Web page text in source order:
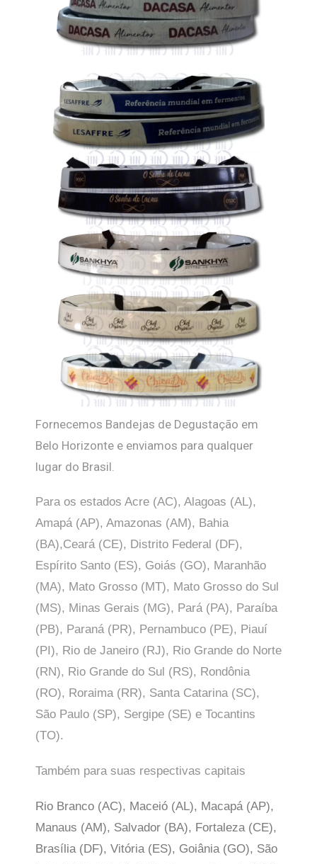
Fornecemos Bandejas de Degustação em
Belo Horizonte e enviamos para qualquer
lugar do Brasil.
Para os estados Acre (AC), Alagoas (AL),
Amapá (AP), Amazonas (AM), Bahia
(BA),Ceará (CE), Distrito Federal (DF),
Espírito Santo (ES), Goiás (GO), Maranhão
(MA), Mato Grosso (MT), Mato Grosso do Sul
(MS), Minas Gerais (MG), Pará (PA), Paraíba
(PB), Paraná (PR), Pernambuco (PE), Piauí
(PI), Rio de Janeiro (RJ), Rio Grande do Norte
(RN), Rio Grande do Sul (RS), Rondônia
(RO), Roraima (RR), Santa Catarina (SC),
São Paulo (SP), Sergipe (SE) e Tocantins
(TO).
Também para suas respectivas capitais
Rio Branco (AC), Maceió (AL), Macapá (AP),
Manaus (AM), Salvador (BA), Fortaleza (CE),
Brasília (DF), Vitória (ES), Goiânia (GO), São